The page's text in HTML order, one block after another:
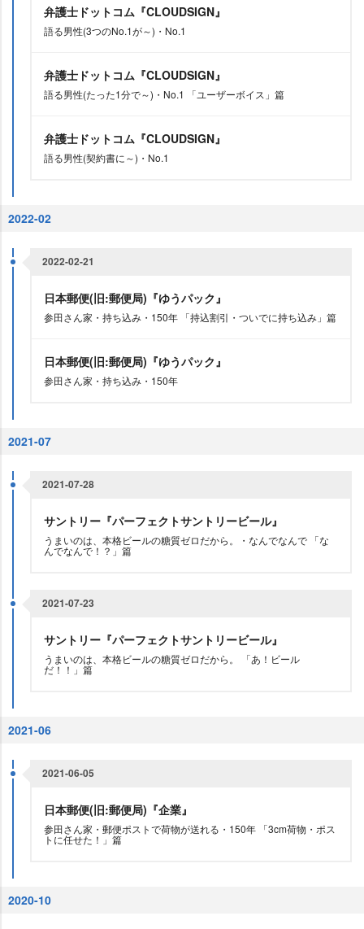
弁護士ドットコム『CLOUDSIGN』
語る男性(3つのNo.1が～)・No.1
弁護士ドットコム『CLOUDSIGN』
語る男性(たった1分で～)・No.1 「ユーザーボイス」篇
弁護士ドットコム『CLOUDSIGN』
語る男性(契約書に～)・No.1
2022-02
2022-02-21
日本郵便(旧:郵便局)『ゆうパック』
参田さん家・持ち込み・150年 「持込割引・ついでに持ち込み」篇
日本郵便(旧:郵便局)『ゆうパック』
参田さん家・持ち込み・150年
2021-07
2021-07-28
サントリー『パーフェクトサントリービール』
うまいのは、本格ビールの糖質ゼロだから。・なんでなんで 「な
んでなんで！？」篇
2021-07-23
サントリー『パーフェクトサントリービール』
うまいのは、本格ビールの糖質ゼロだから。 「あ！ビール
だ！！」篇
2021-06
2021-06-05
日本郵便(旧:郵便局)『企業』
参田さん家・郵便ポストで荷物が送れる・150年 「3cm荷物・ポス
トに任せた！」篇
2020-10